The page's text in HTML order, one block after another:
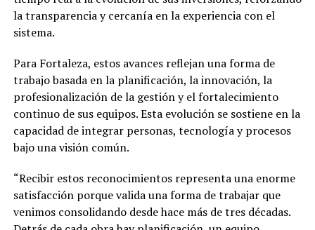
la transparencia y cercanía en la experiencia con el
sistema.
Para Fortaleza, estos avances reflejan una forma de
trabajo basada en la planificación, la innovación, la
profesionalización de la gestión y el fortalecimiento
continuo de sus equipos. Esta evolución se sostiene en la
capacidad de integrar personas, tecnología y procesos
bajo una visión común.
“Recibir estos reconocimientos representa una enorme
satisfacción porque valida una forma de trabajar que
venimos consolidando desde hace más de tres décadas.